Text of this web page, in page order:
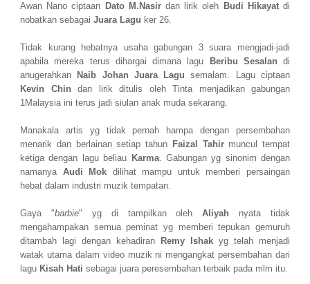
Awan Nano ciptaan Dato M.Nasirdan lirik oleh Budi Hikayatdi
nobatkan sebagai Juara Lagu ker 26.
Tidak kurang hebatnya usaha gabungan 3 suara mengjadi-jadi
apabila mereka terus dihargai dimana lagu
Beribu Sesalan di
anugerahkan
Naib Johan Juara Lagu semalam. Lagu ciptaan
Kevin Chin dan lirik ditulis oleh Tinta menjadikan gabungan
1Malaysia ini terus jadi siulan anak muda sekarang.
Manakala artis yg tidak pernah hampa dengan persembahan
menarik dan berlainan setiap tahun Faizal Tahir muncul tempat
ketiga dengan lagu beliau Karma. Gabungan yg sinonim dengan
namanya Audi Mok dilihat mampu untuk memberi persaingan
hebat dalam industri muzik tempatan.
Gaya "barbie" yg di tampilkan olehAliyah nyata tidak
mengahampakan semua peminat yg memberi tepukan gemuruh
ditambah lagi dengan kehadiran
Remy Ishak yg telah menjadi
watak utama dalam video muzik ni mengangkat persembahan dari
lagu Kisah Hati sebagai juara peresembahan terbaik pada mlm itu.